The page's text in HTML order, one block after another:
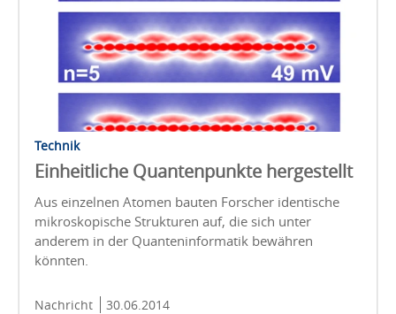
Technik
Einheitliche Quantenpunkte hergestellt
Aus einzelnen Atomen bauten Forscher identische
mikroskopische Strukturen auf, die sich unter
anderem in der Quanteninformatik bewähren
könnten.
Nachricht 30.06.2014